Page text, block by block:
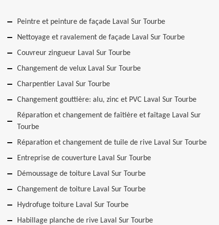
Peintre et peinture de façade Laval Sur Tourbe
Nettoyage et ravalement de façade Laval Sur Tourbe
Couvreur zingueur Laval Sur Tourbe
Changement de velux Laval Sur Tourbe
Charpentier Laval Sur Tourbe
Changement gouttière: alu, zinc et PVC Laval Sur Tourbe
Réparation et changement de faîtière et faîtage Laval Sur
Tourbe
Réparation et changement de tuile de rive Laval Sur Tourbe
Entreprise de couverture Laval Sur Tourbe
Démoussage de toiture Laval Sur Tourbe
Changement de toiture Laval Sur Tourbe
Hydrofuge toiture Laval Sur Tourbe
Habillage planche de rive Laval Sur Tourbe